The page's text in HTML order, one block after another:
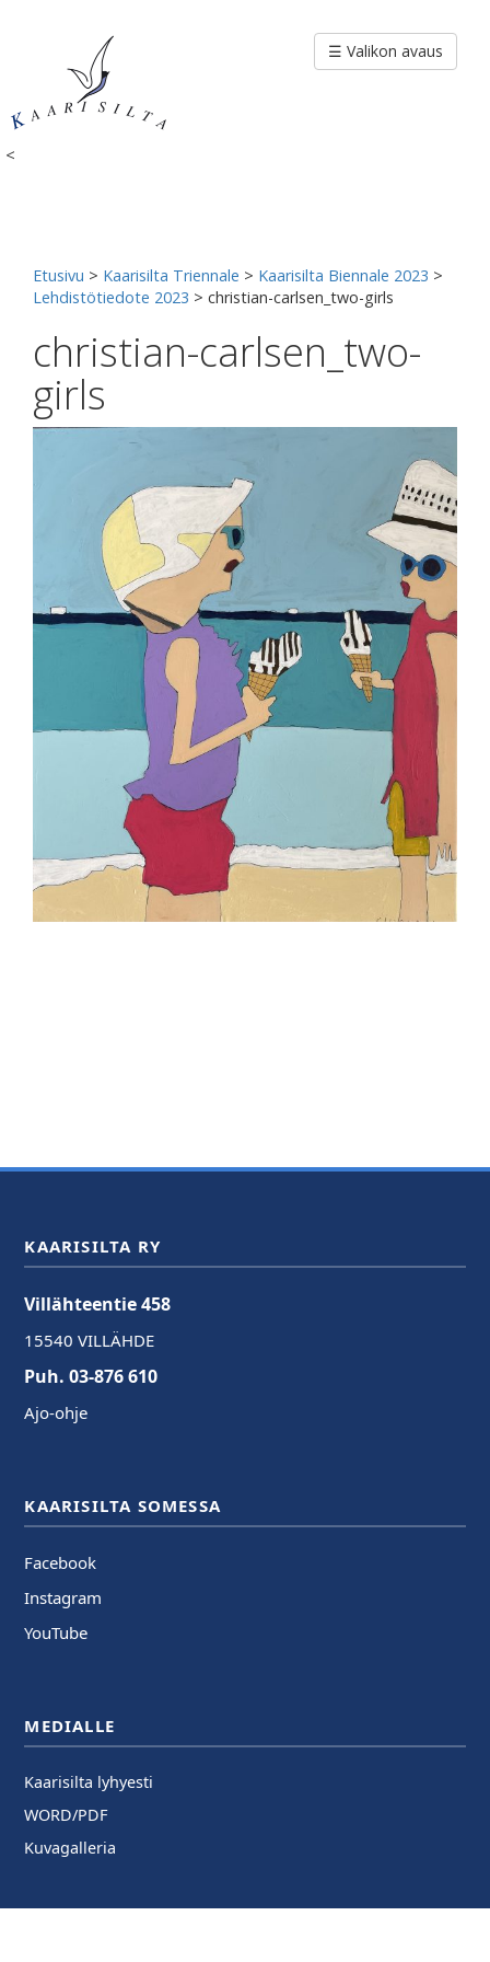
<
☰ Valikon avaus
Etusivu > Kaarisilta Triennale > Kaarisilta Biennale 2023 >
Lehdistötiedote 2023 > christian-carlsen_two-girls
christian-carlsen_two-
girls
KAARISILTA RY
Villähteentie 458
15540 VILLÄHDE
Puh. 03-876 610
Ajo-ohje
KAARISILTA SOMESSA
Facebook
Instagram
YouTube
MEDIALLE
Kaarisilta lyhyesti
WORD/PDF
Kuvagalleria